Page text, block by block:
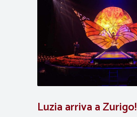
Luzia arriva a Zurigo!